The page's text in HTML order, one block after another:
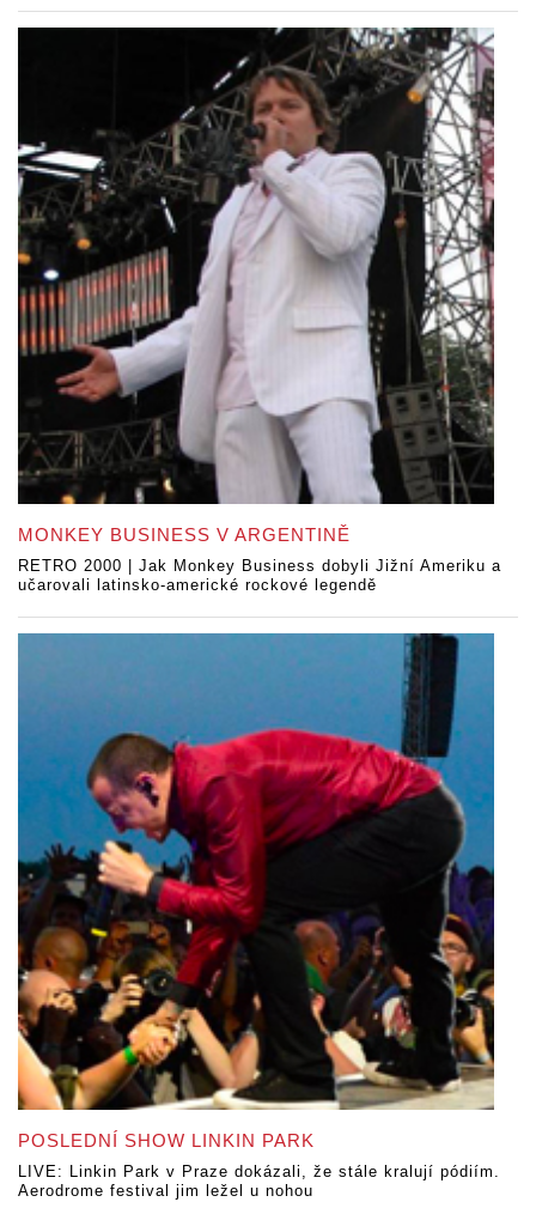
MONKEY BUSINESS V ARGENTINĚ
RETRO 2000 | Jak Monkey Business dobyli Jižní Ameriku a
učarovali latinsko-americké rockové legendě
POSLEDNÍ SHOW LINKIN PARK
LIVE: Linkin Park v Praze dokázali, že stále kralují pódiím.
Aerodrome festival jim ležel u nohou